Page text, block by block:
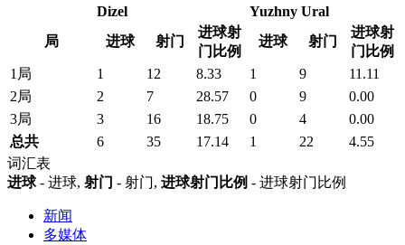
Dizel
Yuzhny Ural
局
进球 射门
进球射
门比例
进球 射门
进球射
门比例
1局
1 12 8.33 1 9
11.11
2局
2 7 28.57 0 9
0.00
3局
3 16 18.75 0 4
0.00
总共
6 35 17.14 1 22
4.55
词汇表
进球- 进球, 射门 - 射门, 进球射门比例 - 进球射门比例
新闻
多媒体